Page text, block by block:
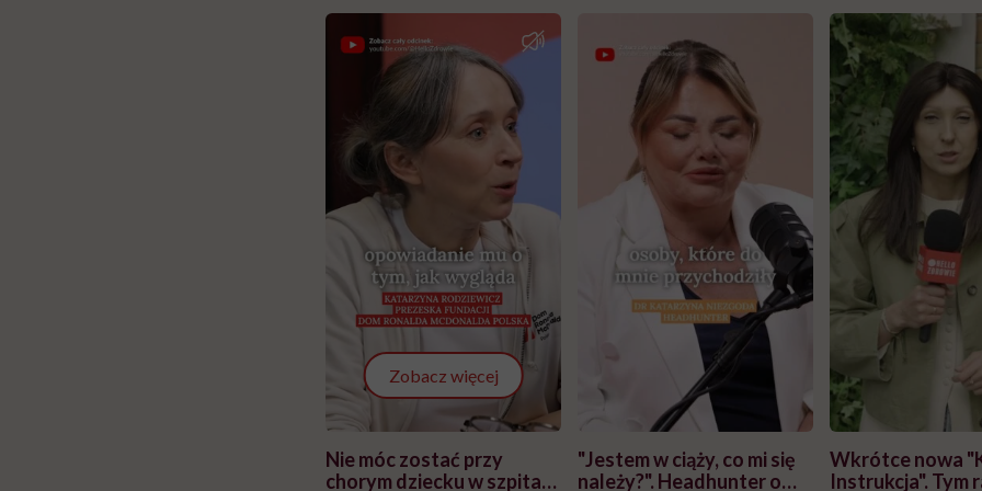
Zobacz więcej
Nie móc zostać przy
chorym dziecku w szpitalu
"Jestem w ciąży, co mi się
należy?". Headhunter o
Wkrótce nowa
Instrukcja". Tym